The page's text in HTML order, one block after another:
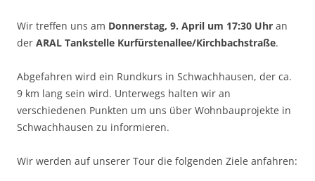
Wir treffen uns am Donnerstag, 9. April um 17:30 Uhr an
der ARAL Tankstelle Kurfürstenallee/Kirchbachstraße.
Abgefahren wird ein Rundkurs in Schwachhausen, der ca.
9 km lang sein wird. Unterwegs halten wir an
verschiedenen Punkten um uns über Wohnbauprojekte in
Schwachhausen zu informieren.
Wir werden auf unserer Tour die folgenden Ziele anfahren: